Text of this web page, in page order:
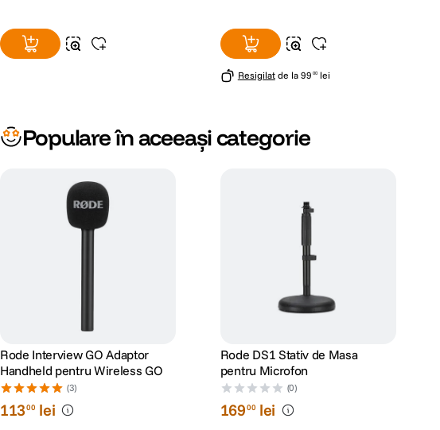
Resigilat de la 99 00 lei
Populare în aceeași categorie
Rode Interview GO Adaptor
Handheld pentru Wireless GO
(3)
11300 lei
Rode DS1 Stativ de Masa
pentru Microfon
(0)
16900 lei